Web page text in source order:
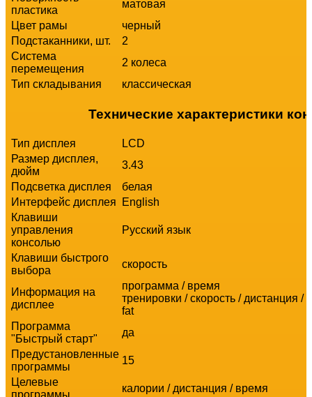
пластика
матовая
Цвет рамы
черный
Подстаканники, шт.
2
Система
перемещения
2 колеса
Тип складывания
классическая
Технические характеристики
Тип дисплея
LCD
Размер дисплея,
дюйм
3.43
Подсветка дисплея
белая
Интерфейс дисплея
English
Клавиши
управления
консолью
Русский язык
Клавиши быстрого
выбора
скорость
Информация на
дисплее
программа / время
тренировки / скорость / дистанция /
fat
Программа
"Быстрый старт"
да
Предустановленные
программы
15
Целевые
калории / дистанция / время